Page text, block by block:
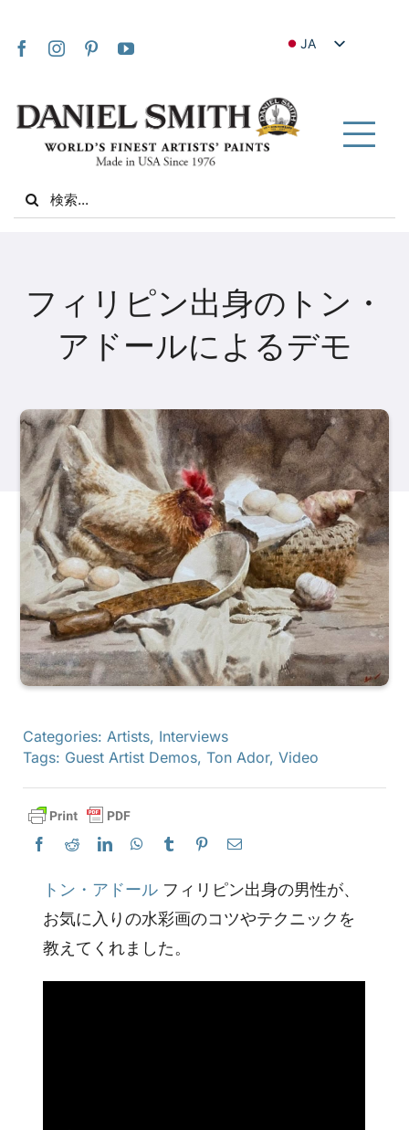
JA
IT
ZH
ZH_TW
私たちについて
製品
イベント
ブログ
リソース
お問い合わせ
購読する
Search
for:
フィリピン出身のトン・
アドールによるデモ
Categories: Artists, Interviews
Tags: Guest Artist Demos, Ton Ador, Video
トン・アドール フィリピン出身の男性が、
お気に入りの水彩画のコツやテクニックを
教えてくれました。